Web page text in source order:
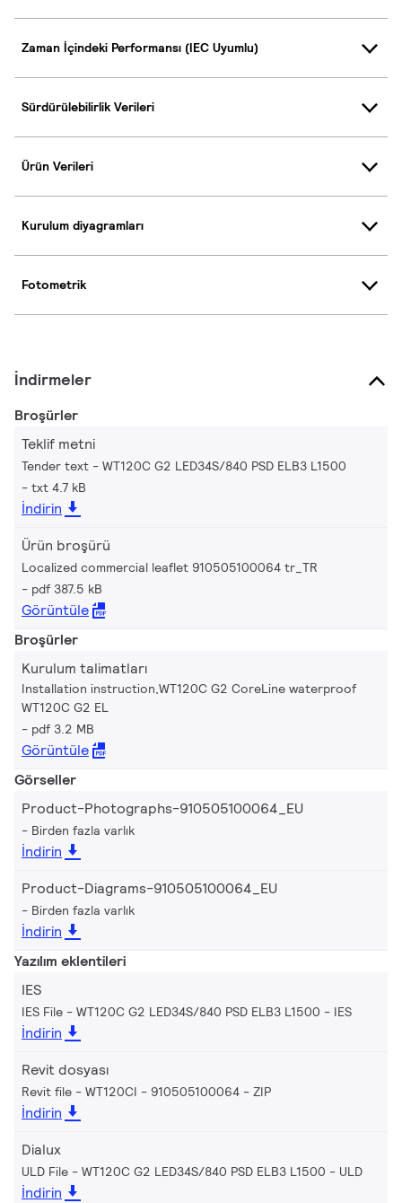
Zaman İçindeki Performansı (IEC Uyumlu)
Sürdürülebilirlik Verileri
Ürün Verileri
Kurulum diyagramları
Fotometrik
İndirmeler
Broşürler
Teklif metni
Tender text - WT120C G2 LED34S/840 PSD ELB3 L1500
txt 4.7 kB
İndirin
Ürün broşürü
Localized commercial leaflet 910505100064 tr_TR
pdf 387.5 kB
Görüntüle
Broşürler
Kurulum talimatları
Installation instruction,WT120C G2 CoreLine waterproof
WT120C G2 EL
pdf 3.2 MB
Görüntüle
Görseller
Product-Photographs-910505100064_EU
Birden fazla varlık
İndirin
Product-Diagrams-910505100064_EU
Birden fazla varlık
İndirin
Yazılım eklentileri
IES
IES File - WT120C G2 LED34S/840 PSD ELB3 L1500 IES
İndirin
Revit dosyası
Revit file - WT120CI - 910505100064 ZIP
İndirin
Dialux
ULD File - WT120C G2 LED34S/840 PSD ELB3 L1500 ULD
İndirin